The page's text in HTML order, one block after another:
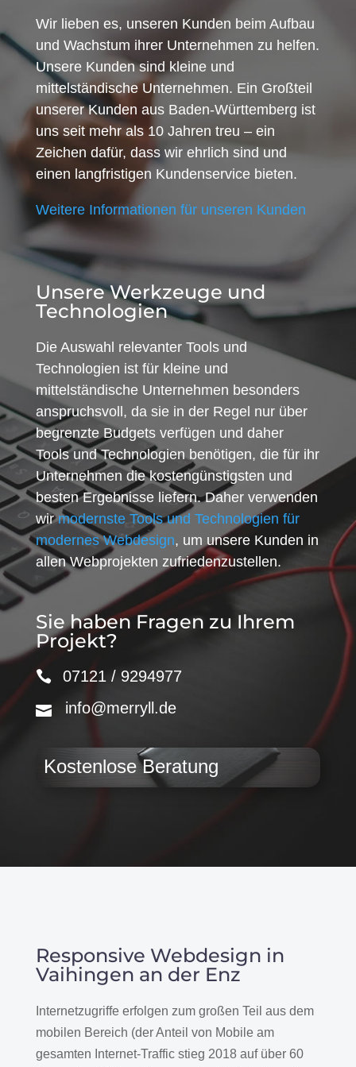
Wir lieben es, unseren Kunden beim Aufbau
und Wachstum ihrer Unternehmen zu helfen.
Unsere Kunden sind kleine und
mittelständische Unternehmen. Ein Großteil
unserer Kunden aus Baden-Württemberg ist
uns seit mehr als 10 Jahren treu – ein
Zeichen dafür, dass wir ehrlich sind und
einen langfristigen Kundenservice bieten.
Weitere Informationen für unseren Kunden
Unsere Werkzeuge und
Technologien
Die Auswahl relevanter Tools und
Technologien ist für kleine und
mittelständische Unternehmen besonders
anspruchsvoll, da sie in der Regel nur über
begrenzte Budgets verfügen und daher
Tools und Technologien benötigen, die für ihr
Unternehmen die kostengünstigsten und
besten Ergebnisse liefern. Daher verwenden
wirmodernste Tools und Technologien für
modernes Webdesign, um unsere Kunden in
allen Webprojekten zufriedenzustellen.
Sie haben Fragen zu Ihrem
Projekt?
07121 / 9294977
info@merryll.de
Kostenlose Beratung
Responsive Webdesign in
Vaihingen an der Enz
Internetzugriffe erfolgen zum großen Teil aus dem
mobilen Bereich (der Anteil von Mobile am
gesamten Internet-Traffic stieg 2018 auf über 60